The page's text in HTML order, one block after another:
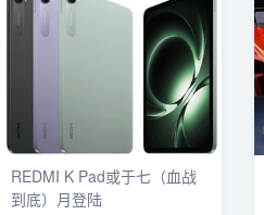
生态。荣耀产品首先，荣耀X70系
列将于本月（7月）率先登场。该
系列主打超长续航，或配备
8100mAh超大容量硅碳负极电
池，成为荣耀第二款突破
8000mAh门槛的机型；同时，采
用6.79英寸1.5K分辨率...
REDMI K Pad或于七（血战
到底）月登陆